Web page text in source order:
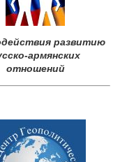
развитию
армянских
отношений